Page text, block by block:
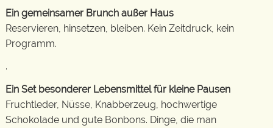
Ein gemeinsamer Brunch außer Haus
Reservieren, hinsetzen, bleiben. Kein Zeitdruck, kein
Programm.
.
Ein Set besonderer Lebensmittel für kleine Pausen
Fruchtleder, Nüsse, Knabberzeug, hochwertige
Schokolade und gute Bonbons. Dinge, die man